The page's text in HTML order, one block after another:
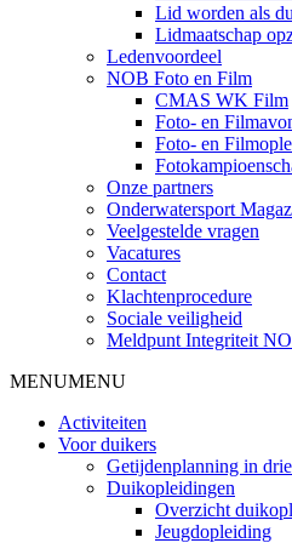
Lid worden als
Lidmaatschap
Ledenvoordeel
NOB Foto en Film
CMAS WK Film
Foto- en
Foto- en
Onze partners
Onderwatersport
Veelgestelde vragen
Vacatures
Contact
Klachtenprocedure
Sociale veiligheid
Meldpunt Integriteit
MENUMENU
Activiteiten
Voor duikers
Getijdenplanning in
Duikopleidingen
Overzicht
Jeugdopleiding